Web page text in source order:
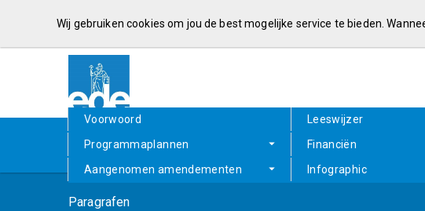
Wij gebruiken cookies om jou de best mogelijke service te bieden.
Voorwoord Leeswijzer
Programmaplannen
Financiën
Aangenomen amendementen
Infographic
Paragrafen